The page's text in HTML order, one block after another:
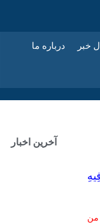
خبر درباره ما
من
آخرین اخبار